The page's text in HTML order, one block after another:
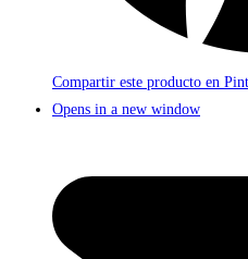
Compartir este producto en
Opens in a new window